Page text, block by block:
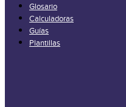
Glosario
Calculadoras
Guías
Plantillas